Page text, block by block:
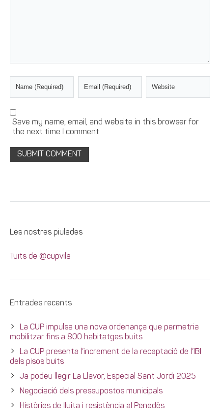
Save my name, email, and website in this browser for
the next time I comment.
Les nostres piulades
Tuits de @cupvila
Entrades recents
La CUP impulsa una nova ordenança que permetria
mobilitzar fins a 800 habitatges buits
La CUP presenta l’increment de la recaptació de l’IBI
dels pisos buits
Ja podeu llegir La Llavor, Especial Sant Jordi 2025
Negociació dels pressupostos municipals
Històries de lluita i resistència al Penedès